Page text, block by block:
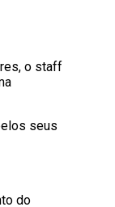
o staff
seus
do